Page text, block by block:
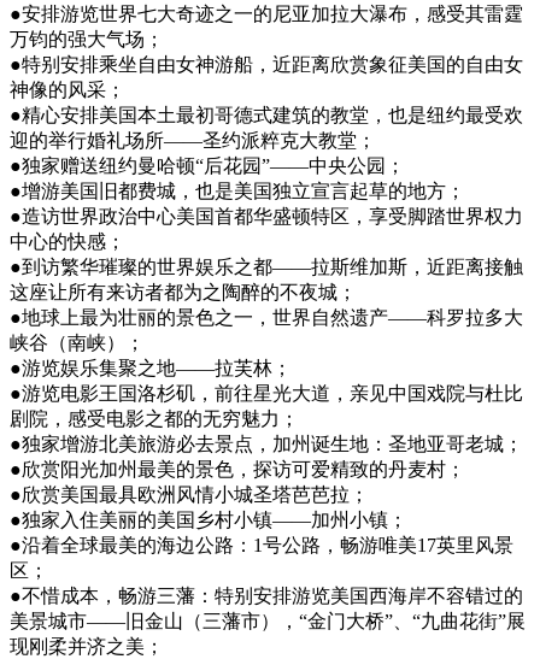
●安排游览世界七大奇迹之一的尼亚加拉大瀑布，感受其雷霆
万钧的强大气场；
●特别安排乘坐自由女神游船，近距离欣赏象征美国的自由女
神像的风采；
●精心安排美国本土最初哥德式建筑的教堂，也是纽约最受欢
迎的举行婚礼场所——圣约派粹克大教堂；
●独家赠送纽约曼哈顿“后花园”——中央公园；
●增游美国旧都费城，也是美国独立宣言起草的地方；
●造访世界政治中心美国首都华盛顿特区，享受脚踏世界权力
中心的快感；
●到访繁华璀璨的世界娱乐之都——拉斯维加斯，近距离接触
这座让所有来访者都为之陶醉的不夜城；
●地球上最为壮丽的景色之一，世界自然遗产——科罗拉多大
峡谷（南峡）；
●游览娱乐集聚之地——拉芙林；
●游览电影王国洛杉矶，前往星光大道，亲见中国戏院与杜比
剧院，感受电影之都的无穷魅力；
●独家增游北美旅游必去景点，加州诞生地：圣地亚哥老城；
●欣赏阳光加州最美的景色，探访可爱精致的丹麦村；
●欣赏美国最具欧洲风情小城圣塔芭芭拉；
●独家入住美丽的美国乡村小镇——加州小镇；
●沿着全球最美的海边公路：1号公路，畅游唯美17英里风景
区；
●不惜成本，畅游三藩：特别安排游览美国西海岸不容错过的
美景城市——旧金山（三藩市），“金门大桥”、“九曲花街”展
现刚柔并济之美；